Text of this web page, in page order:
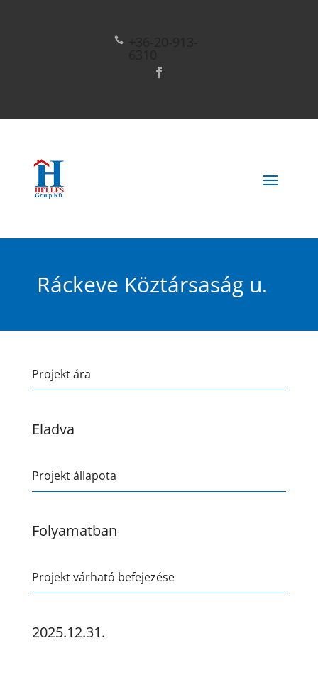

Ráckeve Köztársaság u.
Projekt ára
Eladva
Projekt állapota
Folyamatban
Projekt várható befejezése
2025.12.31.